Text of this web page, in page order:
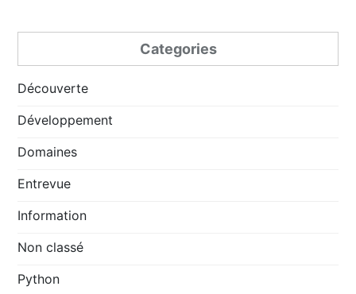
Categories
Découverte
Développement
Domaines
Entrevue
Information
Non classé
Python